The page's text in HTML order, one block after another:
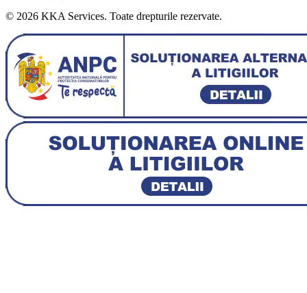
© 2026 KKA Services. Toate drepturile rezervate.